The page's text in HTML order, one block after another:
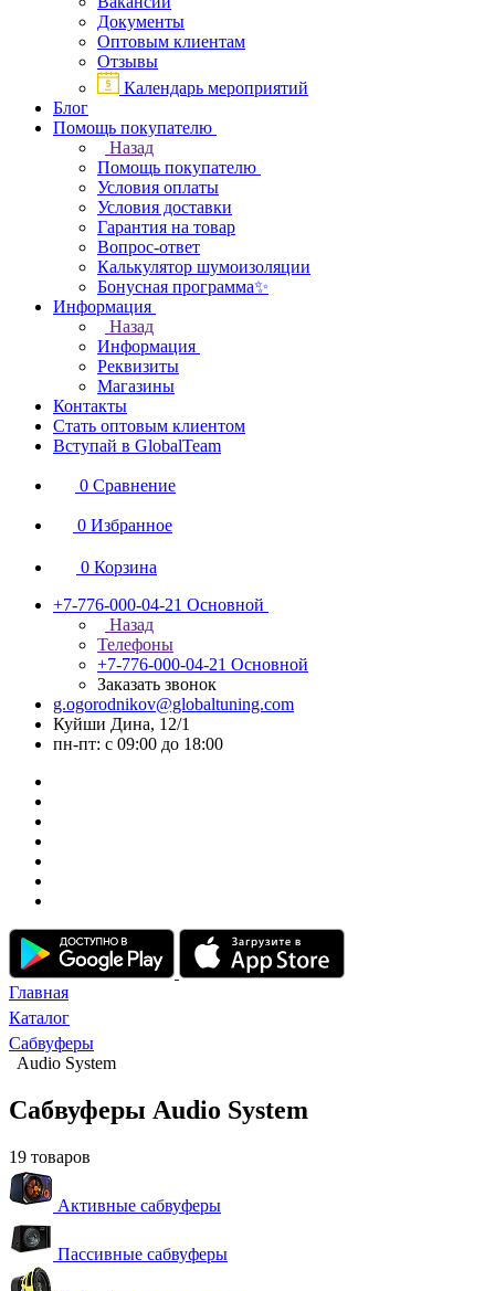
Документы
Оптовым клиентам
Отзывы
Календарь мероприятий
Блог
Помощь покупателю
Назад
Помощь покупателю
Условия оплаты
Условия доставки
Гарантия на товар
Вопрос-ответ
Калькулятор шумоизоляции
Бонусная программа✨
Информация
Назад
Информация
Реквизиты
Магазины
Контакты
Стать оптовым клиентом
Вступай в GlobalTeam
0 Сравнение
0 Избранное
0 Корзина
+7-776-000-04-21 Основной
Назад
Телефоны
+7-776-000-04-21 Основной
Заказать звонок
g.ogorodnikov@globaltuning.com
Куйши Дина, 12/1
пн-пт: с 09:00 до 18:00
Главная
Каталог
Сабвуферы
Audio System
Сабвуферы Audio System
19 товаров
Активные сабвуферы
Пассивные сабвуферы